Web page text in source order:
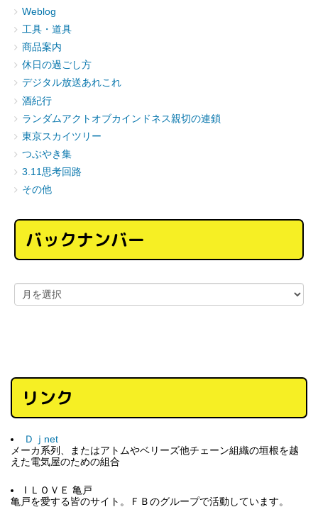
Weblog
工具・道具
商品案内
休日の過ごし方
デジタル放送あれこれ
酒紀行
ランダムアクトオブカインドネス親切の連鎖
東京スカイツリー
つぶやき集
3.11思考回路
その他
バックナンバー
リンク
Ｄｊnet
メーカ系列、またはアトムやベリーズ他チェーン組織の垣根を越
えた電気屋のための組合
I ＬＯＶＥ 亀戸
亀戸を愛する皆のサイト。ＦＢのグループで活動しています。